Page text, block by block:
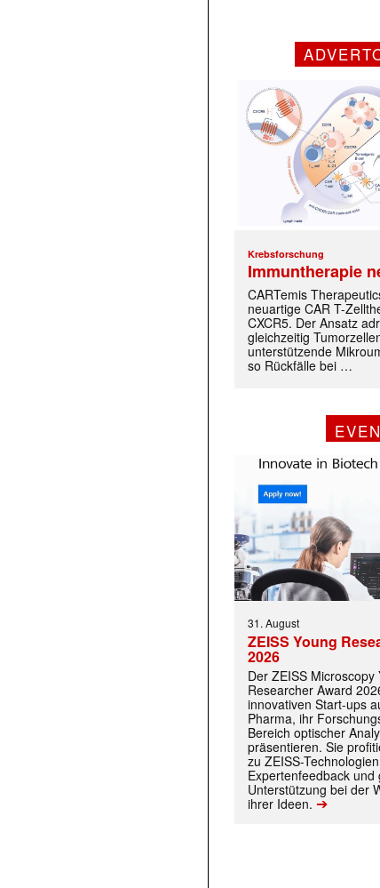
Krebsforschung
Immuntherapie
CARTemis
neuartige CAR T-
CXCR5. Der Ansatz
gleichzeitig
unterstützende
so Rückfälle bei …
31. August
ZEISS Young
2026
Der ZEISS Microscopy
Researcher Award
innovativen Start-ups
Pharma, ihr
Bereich optischer
präsentieren. Sie
zu ZEISS-
Expertenfeedback und
Unterstützung bei der
ihrer Ideen. ➔